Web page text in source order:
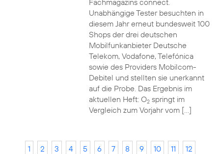
Fachmagazins connect.
Unabhängige Tester besuchten in
diesem Jahr erneut bundesweit 100
Shops der drei deutschen
Mobilfunkanbieter Deutsche
Telekom, Vodafone, Telefónica
sowie des Providers Mobilcom-
Debitel und stellten sie unerkannt
auf die Probe. Das Ergebnis im
aktuellen Heft: O2springt im
Vergleich zum Vorjahr vom […]
1 2 3 4 5 6 7 8 9 10 11
12